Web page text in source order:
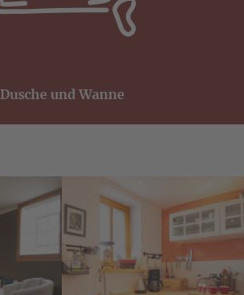
Dusche und Wanne